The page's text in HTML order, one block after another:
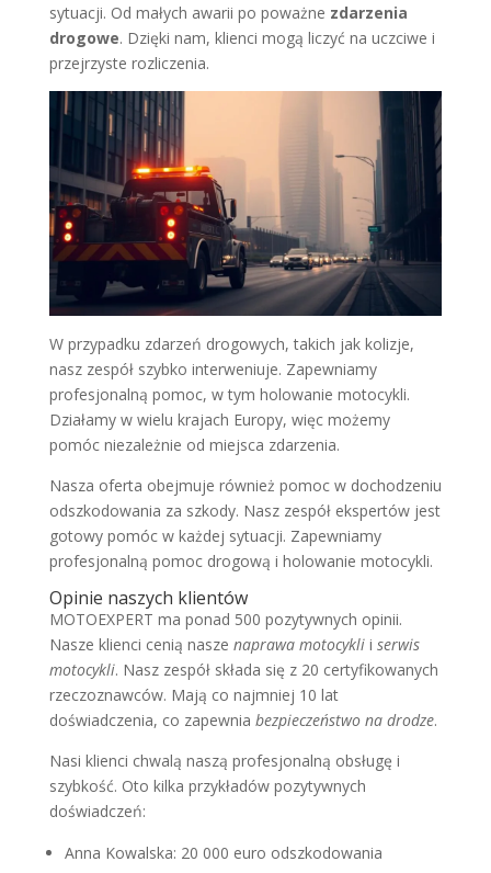
sytuacji. Od małych awarii po poważne zdarzenia
drogowe. Dzięki nam, klienci mogą liczyć na uczciwe i
przejrzyste rozliczenia.
W przypadku zdarzeń drogowych, takich jak kolizje,
nasz zespół szybko interweniuje. Zapewniamy
profesjonalną pomoc, w tym holowanie motocykli.
Działamy w wielu krajach Europy, więc możemy
pomóc niezależnie od miejsca zdarzenia.
Nasza oferta obejmuje również pomoc w dochodzeniu
odszkodowania za szkody. Nasz zespół ekspertów jest
gotowy pomóc w każdej sytuacji. Zapewniamy
profesjonalną pomoc drogową i holowanie motocykli.
Opinie naszych klientów
MOTOEXPERT ma ponad 500 pozytywnych opinii.
Nasze klienci cenią nasze naprawa motocyklii serwis
motocykli. Nasz zespół składa się z 20 certyfikowanych
rzeczoznawców. Mają co najmniej 10 lat
doświadczenia, co zapewnia bezpieczeństwo na drodze.
Nasi klienci chwalą naszą profesjonalną obsługę i
szybkość. Oto kilka przykładów pozytywnych
doświadczeń:
Anna Kowalska: 20 000 euro odszkodowania